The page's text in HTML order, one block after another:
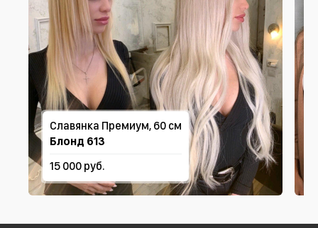
Славянка Премиум, 60 см
Блонд 613
15 000 руб.